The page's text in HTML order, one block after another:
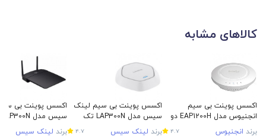
کالاهای مشابه
اکسس پوینت بی سیم
انجنیوس مدل EAP1200H دو
بانده AC1200برند انجنیوس 4.7
اکسس پوینت بی سیم لینک
سیس مدل LAP300N تک
بانده N300
برند لینک سیس 4.7
اکسس پوینت بی
N300
برند لینک سیس